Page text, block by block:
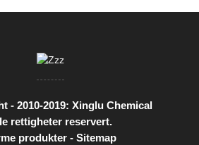
- 2010-2019: Xinglu Chemical
rettigheter reservert.
produkter- Sitemap